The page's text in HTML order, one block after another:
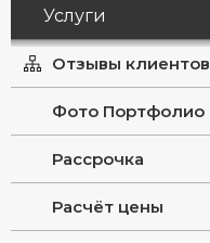
Услуги
Отзывы клиентов
Фото Портфолио
Рассрочка
Расчёт цены